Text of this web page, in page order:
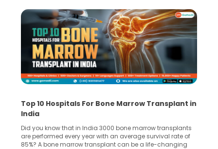
Top 10 Hospitals For Bone Marrow Transplant in
India
Did you know that in India 3000 bone marrow transplants
are performed every year with an average survival rate of
85%? A bone marrow transplant can be a life-changing